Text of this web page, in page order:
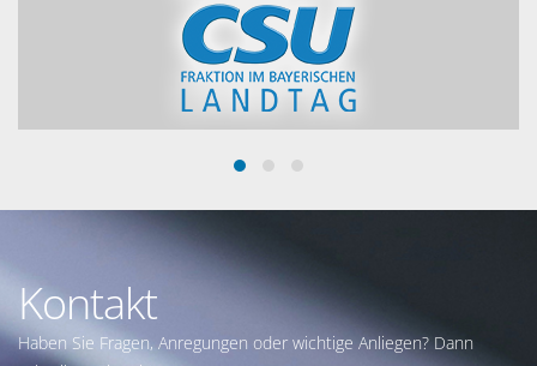
Kontakt
Haben Sie Fragen, Anregungen oder wichtige Anliegen? Dann